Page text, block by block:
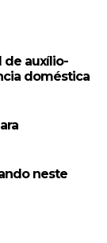
de auxílio-
doméstica
neste